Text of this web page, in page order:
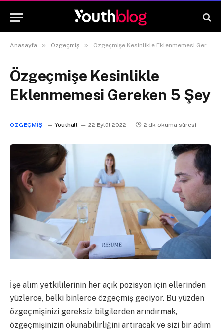
Anasayfa » Özgeçmiş » Özgeçmişe Kesinlikle Eklenmemesi Gereken 5 Şey
Özgeçmişe Kesinlikle
Eklenmemesi Gereken 5 Şey
ÖZGEÇMIŞ Youthall 22 Eylül 2022 2 dk okuma süresi
İşe alım yetkililerinin her açık pozisyon için ellerinden
yüzlerce, belki binlerce özgeçmiş geçiyor. Bu yüzden
özgeçmişinizi gereksiz bilgilerden arındırmak,
özgeçmişinizin okunabilirliğini artıracak ve sizi bir adım